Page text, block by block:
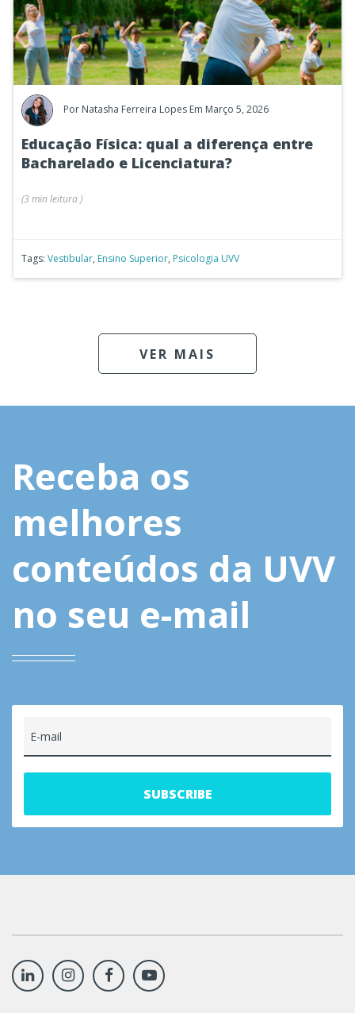
Por Natasha Ferreira Lopes Em Março 5, 2026
Educação Física: qual a diferença entre
Bacharelado e Licenciatura?
(3 min leitura )
Tags: Vestibular, Ensino Superior, Psicologia UVV
VER MAIS
Receba os
melhores
conteúdos da UVV
no seu e-mail
E-mail